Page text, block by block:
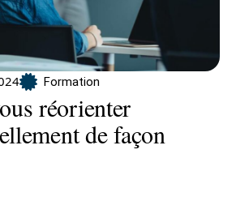
Formation
réorienter
de façon